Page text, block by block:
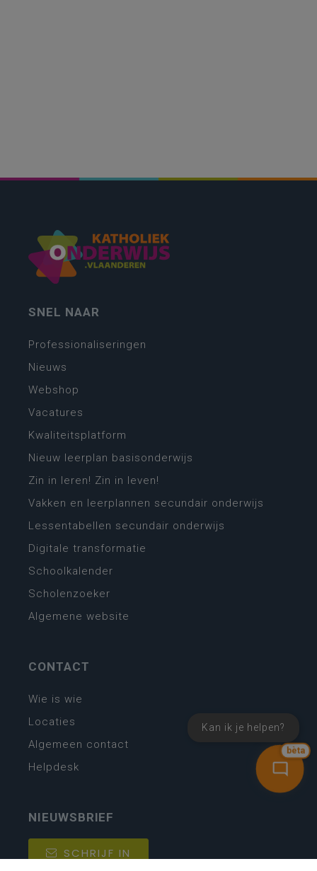
bèta
Kan ik je helpen?
SNEL NAAR
Professionaliseringen
Nieuws
Webshop
Vacatures
Kwaliteitsplatform
Nieuw leerplan basisonderwijs
Zin in leren! Zin in leven!
Vakken en leerplannen secundair onderwijs
Lessentabellen secundair onderwijs
Digitale transformatie
Schoolkalender
Scholenzoeker
Algemene website
CONTACT
Wie is wie
Locaties
Algemeen contact
Helpdesk
NIEUWSBRIEF
SCHRIJF IN